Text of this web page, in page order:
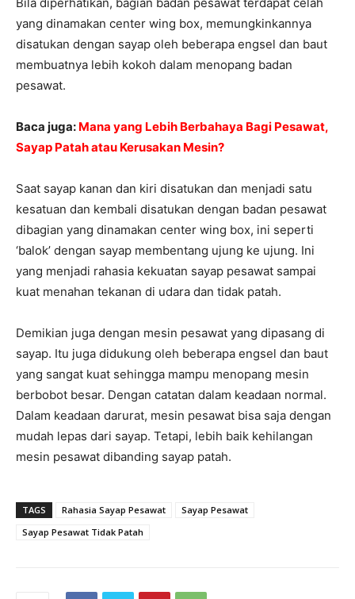
yang dinamakan center wing box, memungkinkannya
disatukan dengan sayap oleh beberapa engsel dan baut
membuatnya lebih kokoh dalam menopang badan
pesawat.
Baca juga: Mana yang Lebih Berbahaya Bagi Pesawat,
Sayap Patah atau Kerusakan Mesin?
Saat sayap kanan dan kiri disatukan dan menjadi satu
kesatuan dan kembali disatukan dengan badan pesawat
dibagian yang dinamakan center wing box, ini seperti
‘balok’ dengan sayap membentang ujung ke ujung. Ini
yang menjadi rahasia kekuatan sayap pesawat sampai
kuat menahan tekanan di udara dan tidak patah.
Demikian juga dengan mesin pesawat yang dipasang di
sayap. Itu juga didukung oleh beberapa engsel dan baut
yang sangat kuat sehingga mampu menopang mesin
berbobot besar. Dengan catatan dalam keadaan normal.
Dalam keadaan darurat, mesin pesawat bisa saja dengan
mudah lepas dari sayap. Tetapi, lebih baik kehilangan
mesin pesawat dibanding sayap patah.
TAGS Rahasia Sayap Pesawat
Sayap Pesawat
Sayap Pesawat Tidak Patah